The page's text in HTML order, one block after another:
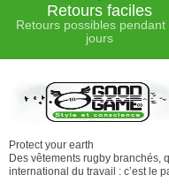
Retours faciles
Retours possibles pendant
jours
Protect your earth
Des vêtements rugby branchés,
international du travail : c’est le